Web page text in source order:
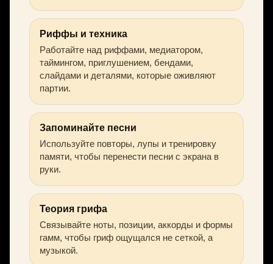
Риффы и техника
Работайте над риффами, медиатором,
таймингом, приглушением, бендами,
слайдами и деталями, которые оживляют
партии.
Запоминайте песни
Используйте повторы, лупы и тренировку
памяти, чтобы перенести песни с экрана в
руки.
Теория грифа
Связывайте ноты, позиции, аккорды и формы
гамм, чтобы гриф ощущался не сеткой, а
музыкой.